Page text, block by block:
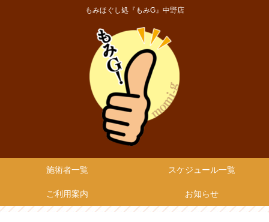
もみほぐし処『もみG』中野店
施術者一覧 スケジュール一覧
ご利用案内 お知らせ